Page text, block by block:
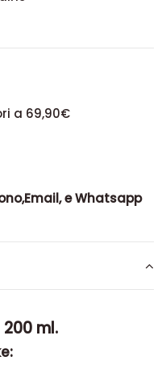
a 69,90€
e Whatsapp
ml.